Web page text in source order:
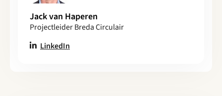
Jack van Haperen
Projectleider Breda Circulair
LinkedIn